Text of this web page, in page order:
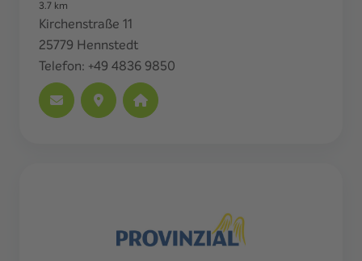
3.7 km
Kirchenstraße 11
25779 Hennstedt
Telefon: +49 4836 9850